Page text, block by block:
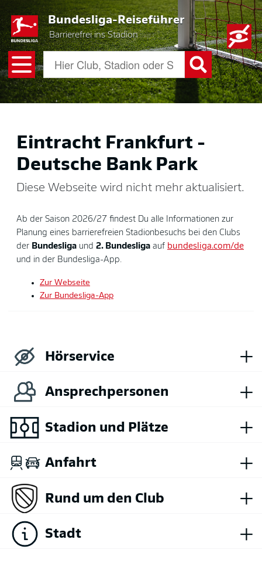
to
main
content
Bundesliga-Reiseführer
Barrierefrei ins Stadion
Eintracht Frankfurt -
Deutsche Bank Park
Diese Webseite wird nicht mehr aktualisiert.
Ab der Saison 2026/27 findest Du alle Informationen zur
Planung eines barrierefreien Stadionbesuchs bei den Clubs
der Bundesliga und 2. Bundesliga auf bundesliga.com/de
und in der Bundesliga-App.
Zur Webseite
Zur Bundesliga-App
Hörservice +
Ansprechpersonen +
Stadion und Plätze +
Anfahrt +
Rund um den Club +
Stadt +